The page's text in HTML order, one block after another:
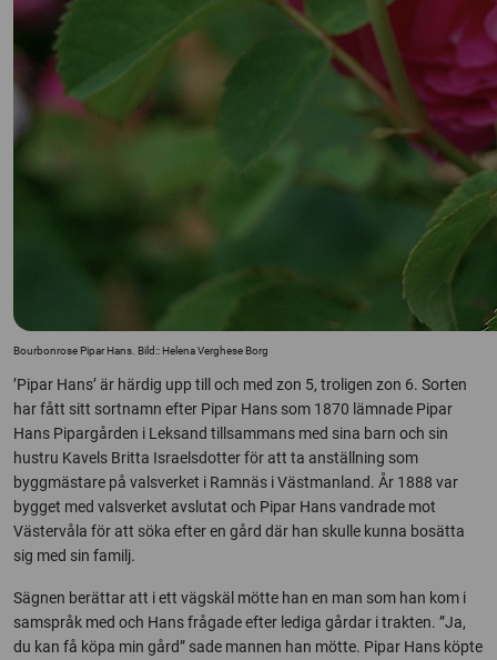
Bourbonrose Pipar Hans. Bild:: Helena Verghese Borg
’Pipar Hans’ är härdig upp till och med zon 5, troligen zon 6. Sorten
har fått sitt sortnamn efter Pipar Hans som 1870 lämnade Pipar
Hans Pipargården i Leksand tillsammans med sina barn och sin
hustru Kavels Britta Israelsdotter för att ta anställning som
byggmästare på valsverket i Ramnäs i Västmanland. År 1888 var
bygget med valsverket avslutat och Pipar Hans vandrade mot
Västervåla för att söka efter en gård där han skulle kunna bosätta
sig med sin familj.
Sägnen berättar att i ett vägskäl mötte han en man som han kom i
samspråk med och Hans frågade efter lediga gårdar i trakten. ”Ja,
du kan få köpa min gård” sade mannen han mötte. Pipar Hans köpte